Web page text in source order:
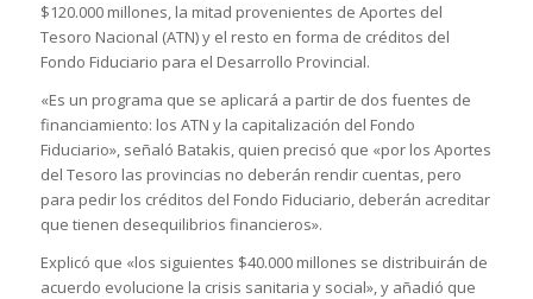
$120.000 millones, la mitad provenientes de Aportes del
Tesoro Nacional (ATN) y el resto en forma de créditos del
Fondo Fiduciario para el Desarrollo Provincial.
«Es un programa que se aplicará a partir de dos fuentes de
financiamiento: los ATN y la capitalización del Fondo
Fiduciario», señaló Batakis, quien precisó que «por los Aportes
del Tesoro las provincias no deberán rendir cuentas, pero
para pedir los créditos del Fondo Fiduciario, deberán acreditar
que tienen desequilibrios financieros».
Explicó que «los siguientes $40.000 millones se distribuirán de
acuerdo evolucione la crisis sanitaria y social», y añadió que